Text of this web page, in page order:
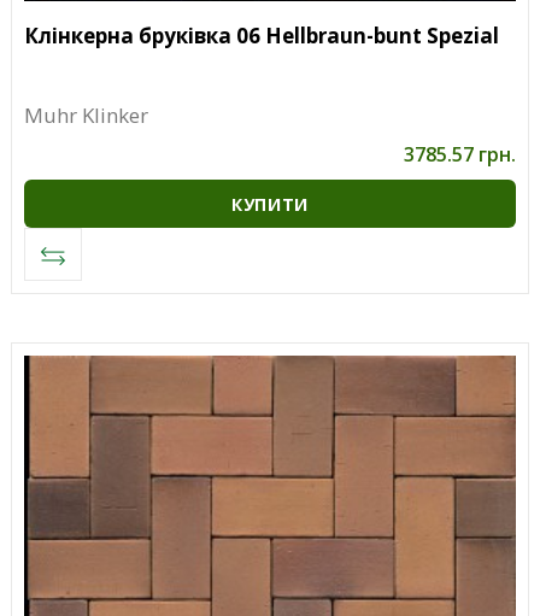
Клінкерна бруківка 06 Hellbraun-bunt Spezial
Muhr Klinker
3785.57 грн.
КУПИТИ